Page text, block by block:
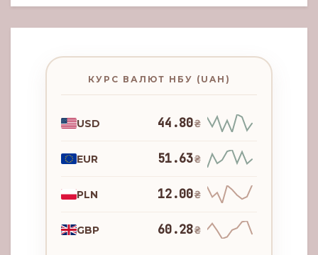
КУРС ВАЛЮТ НБУ (UAH)
USD 44.80₴
EUR 51.63₴
PLN 12.00₴
GBP 60.28₴